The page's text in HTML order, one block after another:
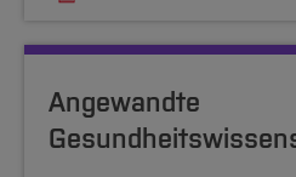
Angewandte